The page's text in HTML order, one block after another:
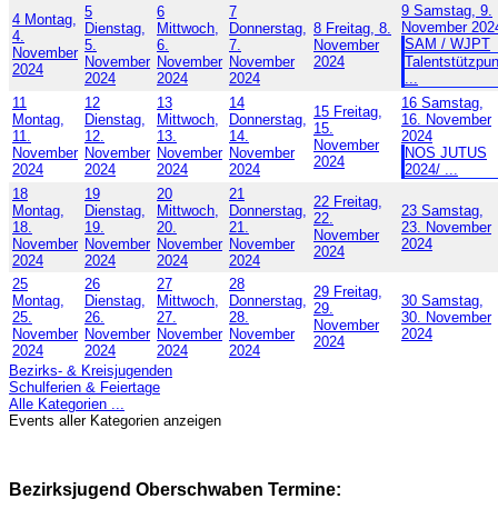
4 Montag,
4.
November
2024
5
Dienstag,
5.
November
2024
6
Mittwoch,
6.
November
2024
7
Donnerstag,
7.
November
2024
8 Freitag, 8.
November
2024
9 Samstag, 9.
November
SAM / WJPT
11
Montag,
11.
November
2024
12
Dienstag,
12.
November
2024
13
Mittwoch,
13.
November
2024
14
Donnerstag,
14.
November
2024
15 Freitag,
15.
November
2024
16 Samstag,
16. November
2024
NOS JUTUS
2024/ ...
18
Montag,
18.
November
2024
19
Dienstag,
19.
November
2024
20
Mittwoch,
20.
November
2024
21
Donnerstag,
21.
November
2024
22 Freitag,
22.
November
2024
23 Samstag,
23. November
2024
25
Montag,
25.
November
2024
26
Dienstag,
26.
November
2024
27
Mittwoch,
27.
November
2024
28
Donnerstag,
28.
November
2024
29 Freitag,
29.
November
2024
30 Samstag,
30. November
2024
Bezirks- & Kreisjugenden
Schulferien & Feiertage
Alle Kategorien ...
Events aller Kategorien anzeigen
Bezirksjugend Oberschwaben Termine: